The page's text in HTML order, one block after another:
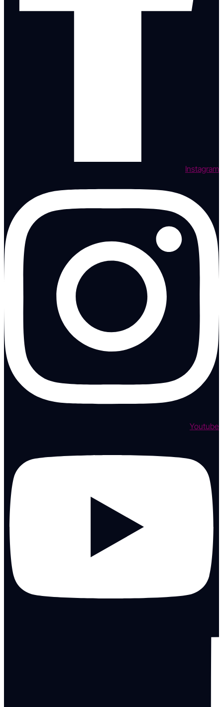
Instagram
Youtube